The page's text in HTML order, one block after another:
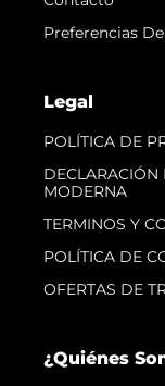
Preferencias
Legal
POLÍTICA DE
DECLARACIÓN
MODERNA
TERMINOS Y
POLÍTICA DE
OFERTAS DE
¿Quiénes